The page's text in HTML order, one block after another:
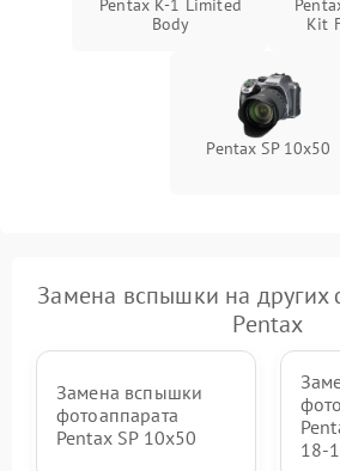
Pentax K-1 Limited
Body
Kit
Pentax SP 10x50
Замена вспышки на других
Pentax
Замена вспышки
фотоаппарата
Pentax SP 10x50
18-